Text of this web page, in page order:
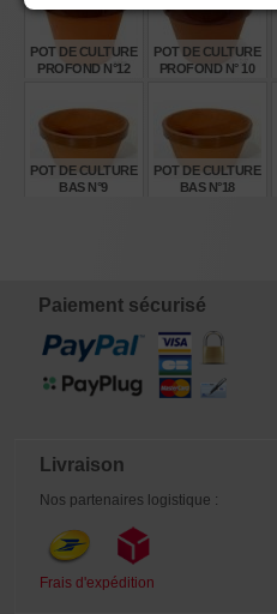
POT DE CULTURE
PROFOND N°12
28,80
POT DE CULTURE
PROFOND N° 10
17,20
POT DE CULTURE
BAS N°9
POT DE CULTURE
BAS N°18
Paiement sécurisé
Livraison
Nos partenaires logistique :
Frais d'expédition